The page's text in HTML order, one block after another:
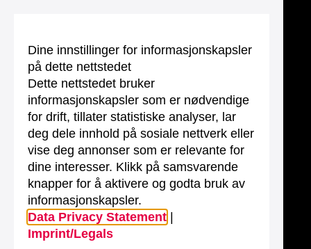
Dine innstillinger for informasjonskapsler
på dette nettstedet
Dette nettstedet bruker
informasjonskapsler som er nødvendige
for drift, tillater statistiske analyser, lar
deg dele innhold på sosiale nettverk eller
vise deg annonser som er relevante for
dine interesser. Klikk på samsvarende
knapper for å aktivere og godta bruk av
informasjonskapsler.
Data Privacy Statement
Imprint/Legals